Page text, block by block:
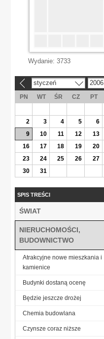
Wydanie: 3733
styczeń 2006
PN WT ŚR CZ PT
2
3 4 5 6
9
10 11 12 13
16
17 18 19 20
23
24 25 26 27
30
31
SPIS TREŚCI
ŚWIAT
NIERUCHOMOŚCI,
BUDOWNICTWO
Atrakcyjne nowe mieszkania i
kamienice
Budynki dostaną ocenę
Będzie jeszcze drożej
Chemia budowlana
Czynsze coraz niższe